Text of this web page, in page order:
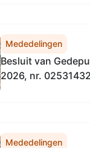
Mededelingen
Besluit van
2026, nr.
Mededelingen